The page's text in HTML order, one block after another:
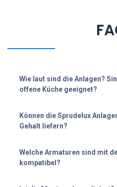
Wie laut sind die Anlagen?
offene Küche geeignet?
Können die Sprudelux
Gehalt liefern?
Welche Armaturen sind mit
kompatibel?